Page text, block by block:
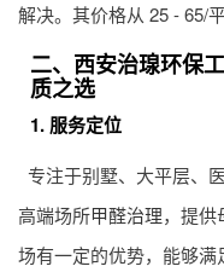
解决。其价格从 25 - 65/
二、西安治瑔环保
质之选
1. 服务定位
专注于别墅、大平层、
高端场所甲醛治理，提
场有一定的优势，能够满